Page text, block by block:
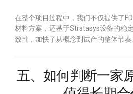
在整个项目过程中，我们不仅提供了
材料方案，还基于Stratasys设备的稳
致性，加快了从概念到试产的整体节奏
五、如何判断一家